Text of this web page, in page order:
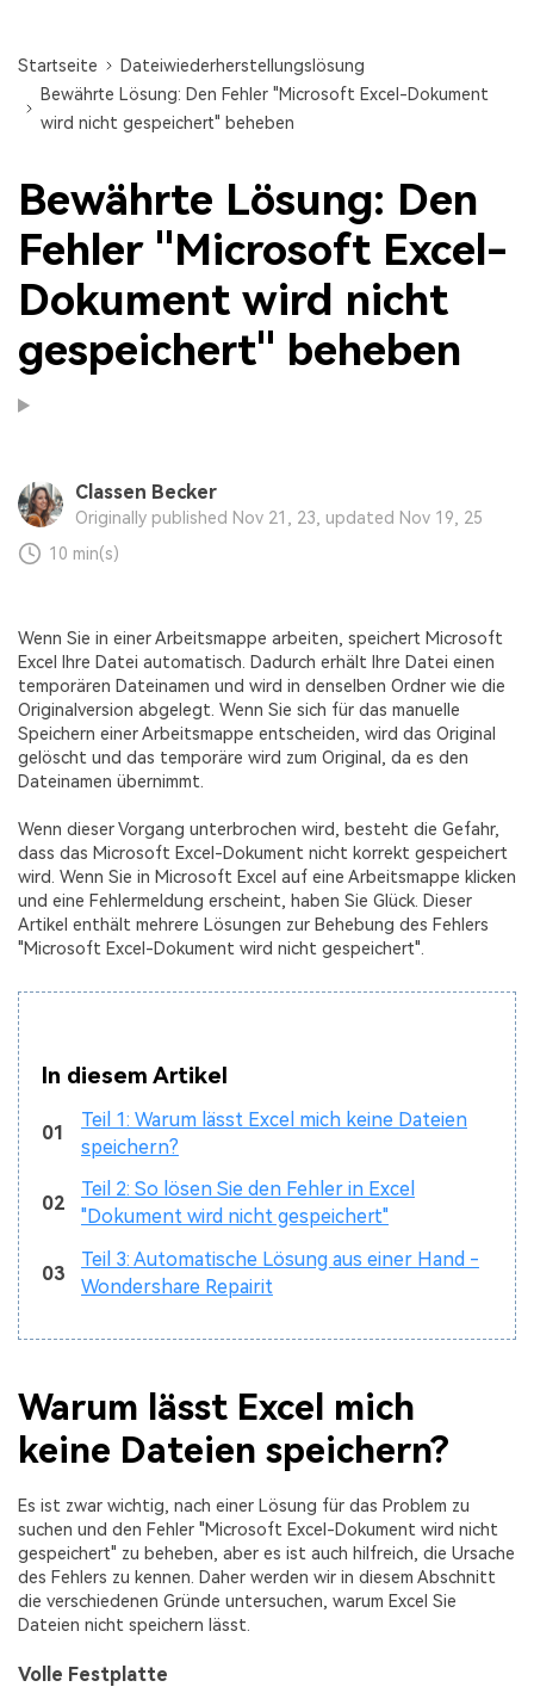
Startseite
Dateiwiederherstellungslösung
Bewährte Lösung: Den Fehler "Microsoft Excel-Dokument
wird nicht gespeichert" beheben
Bewährte Lösung: Den
Fehler "Microsoft Excel-
Dokument wird nicht
gespeichert" beheben
Classen Becker
Originally published Nov 21, 23, updated Nov 19, 25
10 min(s)
Wenn Sie in einer Arbeitsmappe arbeiten, speichert Microsoft
Excel Ihre Datei automatisch. Dadurch erhält Ihre Datei einen
temporären Dateinamen und wird in denselben Ordner wie die
Originalversion abgelegt. Wenn Sie sich für das manuelle
Speichern einer Arbeitsmappe entscheiden, wird das Original
gelöscht und das temporäre wird zum Original, da es den
Dateinamen übernimmt.
Wenn dieser Vorgang unterbrochen wird, besteht die Gefahr,
dass das Microsoft Excel-Dokument nicht korrekt gespeichert
wird. Wenn Sie in Microsoft Excel auf eine Arbeitsmappe klicken
und eine Fehlermeldung erscheint, haben Sie Glück. Dieser
Artikel enthält mehrere Lösungen zur Behebung des Fehlers
"Microsoft Excel-Dokument wird nicht gespeichert".
In diesem Artikel
01
Teil 1: Warum lässt Excel mich keine Dateien
speichern?
02
Teil 2: So lösen Sie den Fehler in Excel
"Dokument wird nicht gespeichert"
03
Teil 3: Automatische Lösung aus einer Hand -
Wondershare Repairit
Warum lässt Excel mich
keine Dateien speichern?
Es ist zwar wichtig, nach einer Lösung für das Problem zu
suchen und den Fehler "Microsoft Excel-Dokument wird nicht
gespeichert" zu beheben, aber es ist auch hilfreich, die Ursache
des Fehlers zu kennen. Daher werden wir in diesem Abschnitt
die verschiedenen Gründe untersuchen, warum Excel Sie
Dateien nicht speichern lässt.
Volle Festplatte